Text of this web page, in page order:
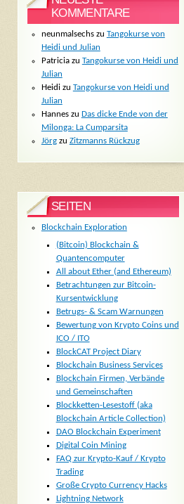
KOMMENTARE
neunmalsechszu Tangokurse von
Heidi und Julian
Patriciazu Tangokurse von Heidi und
Julian
Heidizu Tangokurse von Heidi und
Julian
Hanneszu Das dicke Ende von der
Milonga: La Cumparsita
Jörgzu Zitzmanns Rückzug
SEITEN
Blockchain Exploration
(Bitcoin) Blockchain &
Quantencomputer
All about Ether (and Ethereum)
Betrachtungen zur Bitcoin-
Kursentwicklung
Betrugs- & Scam Warnungen
Bewertung von Krypto Coins und
ICO / ITO
BlockCAT Project Diary
Blockchain Business Services
Blockchain Firmen, Verbände
und Gemeinschaften
Blockketten-Lesestoff (aka
Blockchain Article Collection)
DAO Blockchain Experiment
Digital Coin Mining
FAQ zur Krypto-Kauf / Krypto
Trading
Große Crypto Currency Hacks
Lightning Network